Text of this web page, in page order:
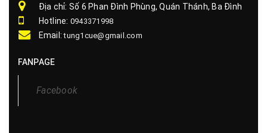
Địa chỉ: Số 6 Phan Đình Phùng, Quán Thánh, Ba Đình
Hotline: 0943371998
Email:tung1cue@gmail.com
FANPAGE
Facebook